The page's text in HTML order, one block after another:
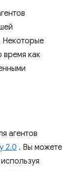
Некоторые
время как
агентов
2.0 . Вы можете